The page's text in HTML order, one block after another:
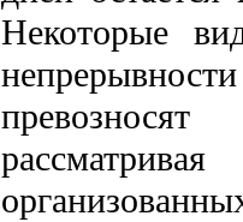
Некоторые